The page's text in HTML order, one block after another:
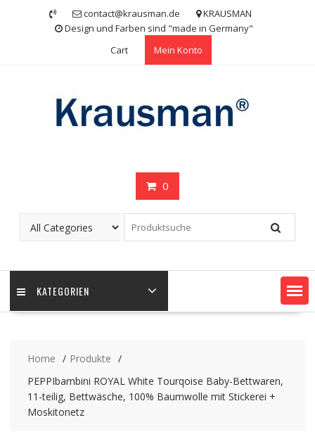
contact@krausman.de
KRAUSMAN
Design und Farben sind "made in Germany"
Cart
Mein Konto
0
KATEGORIEN
Home
Produkte
PEPPIbambini ROYAL White Tourqoise Baby-Bettwaren,
11-teilig, Bettwäsche, 100% Baumwolle mit Stickerei +
Moskitonetz